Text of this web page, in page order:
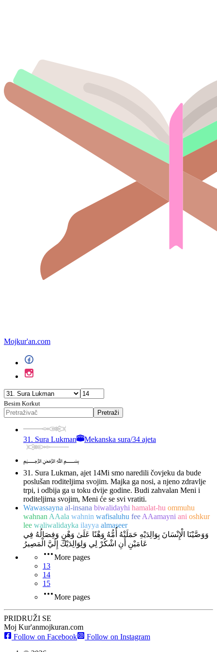
Mojkur'an.com
Besim Korkut
Pretraži
31. Sura Lukman Mekanska sura/34 ajeta
﷽
31. Sura Lukman, ajet 14Mi smo naredili čovjeku da bude
poslušan roditeljima svojim. Majka ga nosi, a njeno zdravlje
trpi, i odbija ga u toku dvije godine. Budi zahvalan Meni i
roditeljima svojim, Meni će se svi vratiti.
Wawassayna al-insana biwalidayhi hamalat-hu ommuhu
wahnan AAala wahnin wafisaluhu fee AAamayni ani oshkur
lee waliwalidayka ilayya almaseer
وَوَصَّيْنَا الْإِنْسَانَ بِوَالِدَيْهِ حَمَلَتْهُ أُمُّهُ وَهْنًا عَلَىٰ وَهْنٍ وَفِصَالُهُ فِي
عَامَيْنِ أَنِ اشْكُرْ لِي وَلِوَالِدَيْكَ إِلَيَّ الْمَصِيرُ
More pages
13
14
15
More pages
PRIDRUŽI SE
Moj Kur'anmojkuran.com
Follow on Facebook
Follow on Instagram